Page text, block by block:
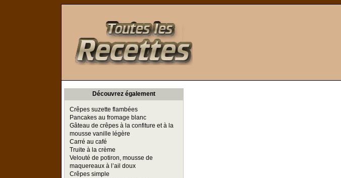
Découvrez également
Crêpes suzette flambées
Pancakes au fromage blanc
Gâteau de crêpes à la confiture et à la
mousse vanille légère
Carré au café
Truite à la crème
Velouté de potiron, mousse de
maquereaux à l’ail doux
Crêpes simple